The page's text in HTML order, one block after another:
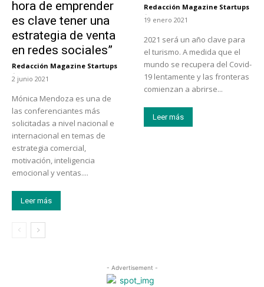
hora de emprender
es clave tener una
estrategia de venta
en redes sociales”
Redacción Magazine Startups
-
2 junio 2021
Mónica Mendoza es una de
las conferenciantes más
solicitadas a nivel nacional e
internacional en temas de
estrategia comercial,
motivación, inteligencia
emocional y ventas....
Leer más
Redacción Magazine Startups
-
19 enero 2021
2021 será un año clave para
el turismo. A medida que el
mundo se recupera del Covid-
19 lentamente y las fronteras
comienzan a abrirse...
Leer más
- Advertisement -